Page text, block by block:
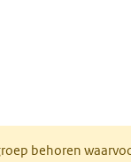
behoren